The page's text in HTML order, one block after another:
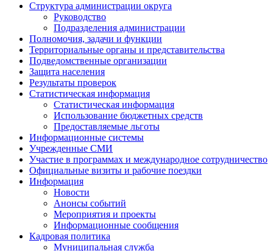
Структура администрации округа
Руководство
Подразделения администрации
Полномочия, задачи и функции
Территориальные органы и представительства
Подведомственные организации
Защита населения
Результаты проверок
Статистическая информация
Статистическая информация
Использование бюджетных средств
Предоставляемые льготы
Информационные системы
Учрежденные СМИ
Участие в программах и международное сотрудничество
Официальные визиты и рабочие поездки
Информация
Новости
Анонсы событий
Мероприятия и проекты
Информационные сообщения
Кадровая политика
Муниципальная служба